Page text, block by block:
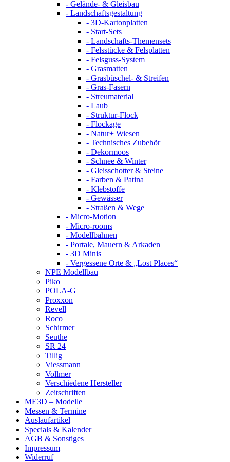
- Gelände- & Gleisbau
- Landschaftsgestaltung
- 3D-Kartonplatten
- Start-Sets
- Landschafts-Themensets
- Felsstücke & Felsplatten
- Felsguss-System
- Grasmatten
- Grasbüschel- & Streifen
- Gras-Fasern
- Streumaterial
- Laub
- Struktur-Flock
- Flockage
- Natur+ Wiesen
- Technisches Zubehör
- Dekormoos
- Schnee & Winter
- Gleisschotter & Steine
- Farben & Patina
- Klebstoffe
- Gewässer
- Straßen & Wege
- Micro-Motion
- Micro-rooms
- Modellbahnen
- Portale, Mauern & Arkaden
- 3D Minis
- Vergessene Orte & „Lost Places“
NPE Modellbau
Piko
POLA-G
Proxxon
Revell
Roco
Schirmer
Seuthe
SR 24
Tillig
Viessmann
Vollmer
Verschiedene Hersteller
Zeitschriften
ME3D – Modelle
Messen & Termine
Auslaufartikel
Specials & Kalender
AGB & Sonstiges
Impressum
Widerruf